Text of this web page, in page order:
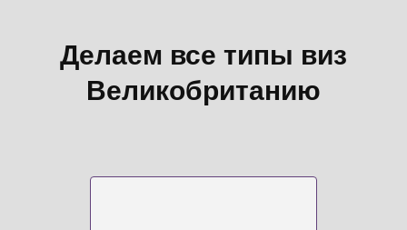
Делаем все типы виз
Великобританию